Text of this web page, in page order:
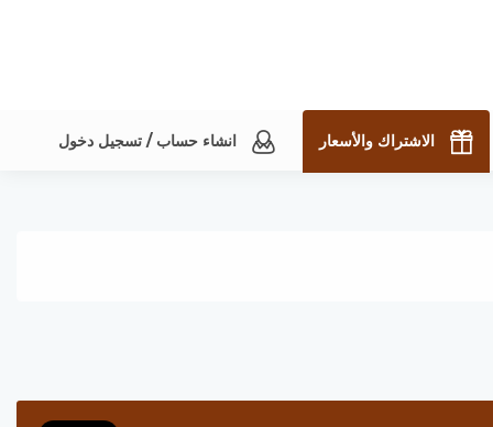
الاشتراك والأسعار انشاء حساب / تسجيل دخول